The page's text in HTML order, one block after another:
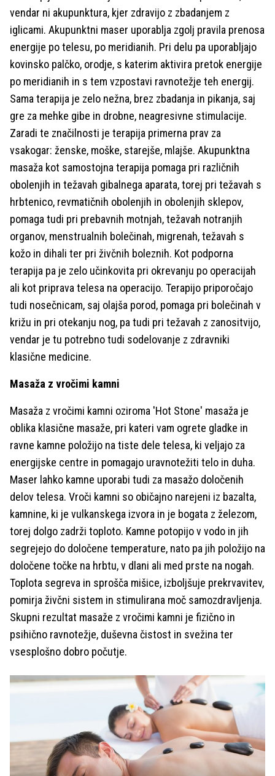
vendar ni akupunktura, kjer zdravijo z zbadanjem z
iglicami. Akupunktni maser uporablja zgolj pravila prenosa
energije po telesu, po meridianih. Pri delu pa uporabljajo
kovinsko palčko, orodje, s katerim aktivira pretok energije
po meridianih in s tem vzpostavi ravnotežje teh energij.
Sama terapija je zelo nežna, brez zbadanja in pikanja, saj
gre za mehke gibe in drobne, neagresivne stimulacije.
Zaradi te značilnosti je terapija primerna prav za
vsakogar: ženske, moške, starejše, mlajše. Akupunktna
masaža kot samostojna terapija pomaga pri različnih
obolenjih in težavah gibalnega aparata, torej pri težavah s
hrbtenico, revmatičnih obolenjih in obolenjih sklepov,
pomaga tudi pri prebavnih motnjah, težavah notranjih
organov, menstrualnih bolečinah, migrenah, težavah s
kožo in dihali ter pri živčnih boleznih. Kot podporna
terapija pa je zelo učinkovita pri okrevanju po operacijah
ali kot priprava telesa na operacijo. Terapijo priporočajo
tudi nosečnicam, saj olajša porod, pomaga pri bolečinah v
križu in pri otekanju nog, pa tudi pri težavah z zanositvijo,
vendar je tu potrebno tudi sodelovanje z zdravniki
klasične medicine.
Masaža z vročimi kamni
Masaža z vročimi kamni oziroma 'Hot Stone' masaža je
oblika klasične masaže, pri kateri vam ogrete gladke in
ravne kamne položijo na tiste dele telesa, ki veljajo za
energijske centre in pomagajo uravnotežiti telo in duha.
Maser lahko kamne uporabi tudi za masažo določenih
delov telesa. Vroči kamni so običajno narejeni iz bazalta,
kamnine, ki je vulkanskega izvora in je bogata z železom,
torej dolgo zadrži toploto. Kamne potopijo v vodo in jih
segrejejo do določene temperature, nato pa jih položijo na
določene točke na hrbtu, v dlani ali med prste na nogah.
Toplota segreva in sprošča mišice, izboljšuje prekrvavitev,
pomirja živčni sistem in stimulirana moč samozdravljenja.
Skupni rezultat masaže z vročimi kamni je fizično in
psihično ravnotežje, duševna čistost in svežina ter
vsesplošno dobro počutje.